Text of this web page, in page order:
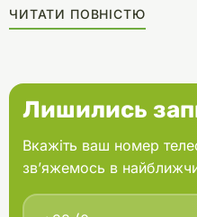
ЧИТАТИ ПОВНІСТЮ
Лишились
Вкажіть ваш номер
зв’яжемось в